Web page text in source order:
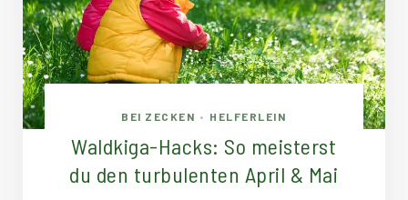
BEI ZECKEN • HELFERLEIN
Waldkiga-Hacks: So meisterst
du den turbulenten April & Mai